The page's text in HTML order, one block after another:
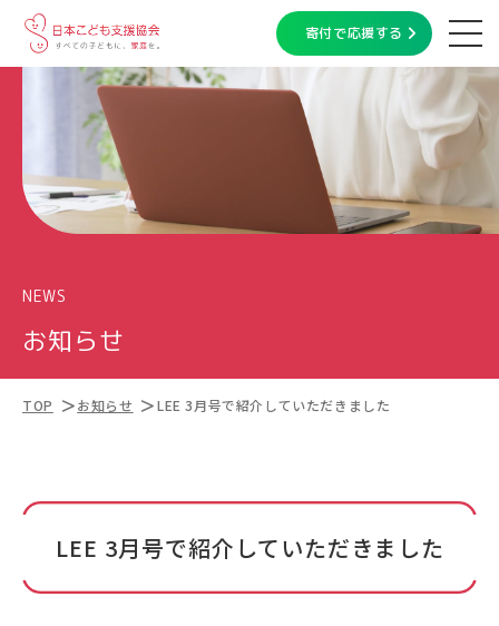
寄付で応援する
NEWS
お知らせ
TOP お知らせ LEE 3月号で紹介していただきました
LEE 3月号で紹介していただきました